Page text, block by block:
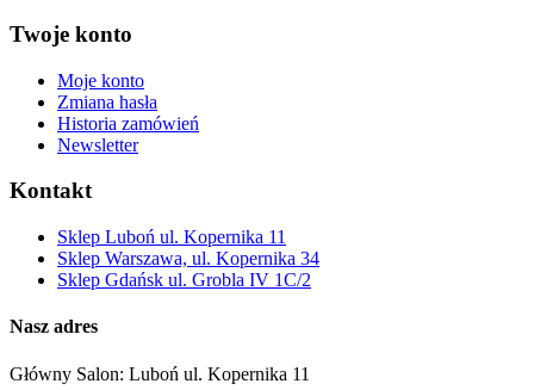
Twoje konto
Moje konto
Zmiana hasła
Historia zamówień
Newsletter
Kontakt
Sklep Luboń ul. Kopernika 11
Sklep Warszawa, ul. Kopernika 34
Sklep Gdańsk ul. Grobla IV 1C/2
Nasz adres
Główny Salon: Luboń ul. Kopernika 11